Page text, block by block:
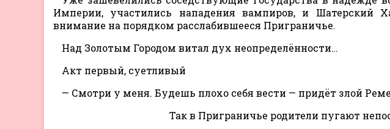
Империи, участились нападения вампиров, и Шатерский
внимание на порядком расслабившееся Приграничье.
Над Золотым Городом витал дух неопределённости…
Акт первый, суетливый
— Смотри у меня. Будешь плохо себя вести — придёт злой
Так в Приграничье родители пугают